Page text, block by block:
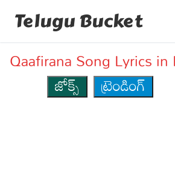
Telugu Bucket
Qaafirana Song Lyrics
జోక్స్
ట్రెండింగ్